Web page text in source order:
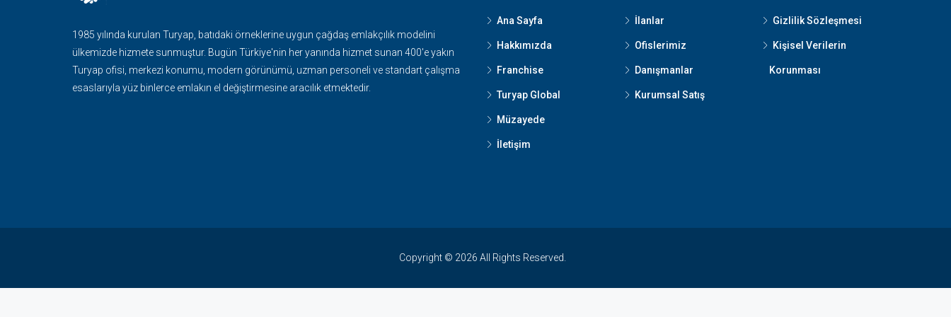
1985 yılında kurulan Turyap, batıdaki örneklerine uygun çağdaş emlakçılık modelini
ülkemizde hizmete sunmuştur. Bugün Türkiye'nin her yanında hizmet sunan 400'e yakın
Turyap ofisi, merkezi konumu, modern görünümü, uzman personeli ve standart çalışma
esaslarıyla yüz binlerce emlakın el değiştirmesine aracılık etmektedir.
Ana Sayfa
Hakkımızda
Franchise
Turyap Global
Müzayede
İletişim
İlanlar
Ofislerimiz
Danışmanlar
Kurumsal Satış
Gizlilik Sözleşmesi
Kişisel Verilerin
Korunması
Copyright © 2026 All Rights Reserved.